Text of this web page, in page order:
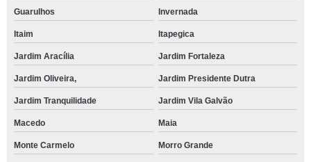
Guarulhos Invernada
Itaim Itapegica
Jardim Aracília Jardim Fortaleza
Jardim Oliveira, Jardim Presidente Dutra
Jardim Tranquilidade Jardim Vila Galvão
Macedo Maia
Monte Carmelo Morro Grande